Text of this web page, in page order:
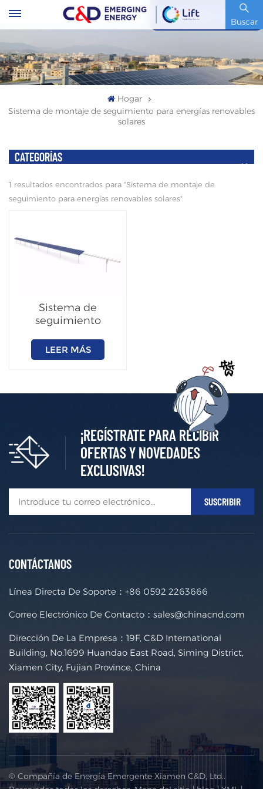
Buscar
Código De Stock : 600153.SH
Hogar
Sistema de montaje de seguimiento para energías renovables
solares
CATEGORÍAS
1 resultados encontrados para "Sistema de montaje de
seguimiento para energías renovables solares"
Sistema de
seguimiento
un solo eje 1P
LEER MÁS
¡REGÍSTRATE PARA RECIBIR
OFERTAS Y NOVEDADES
EXCLUSIVAS!
CONTÁCTANOS
Línea Directa De Soporte： +86 0592 2263666
Correo Electrónico De Contacto： sales@chinacnd.com
Dirección De La Empresa：19F, C&D International
Building, No.1699 Huandao East Road, Siming District,
Xiamen City, Fujian Province, China
© Compañía de Energía Emergente Xiamen C&D, Ltd..